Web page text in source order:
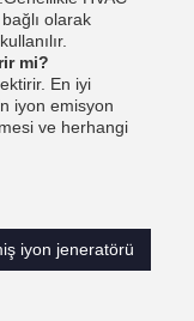
olarak
mi?
En iyi
iyon emisyon
ve herhangi
iyon jeneratörü